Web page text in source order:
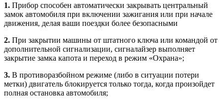
1. Прибор способен автоматически закрывать центральный
замок автомобиля при включении зажигания или при начале
движения, делая ваши поездки более безопасными
2. При закрытии машины от штатного ключа или командой от
дополнительной сигнализации, сигналайзер выполняет
закрытие замка капота и переход в режим «Охрана»;
3. В противоразбойном режиме (либо в ситуации потери
метки) двигатель блокируется только тогда, когда произойдет
полная остановка автомобиля;